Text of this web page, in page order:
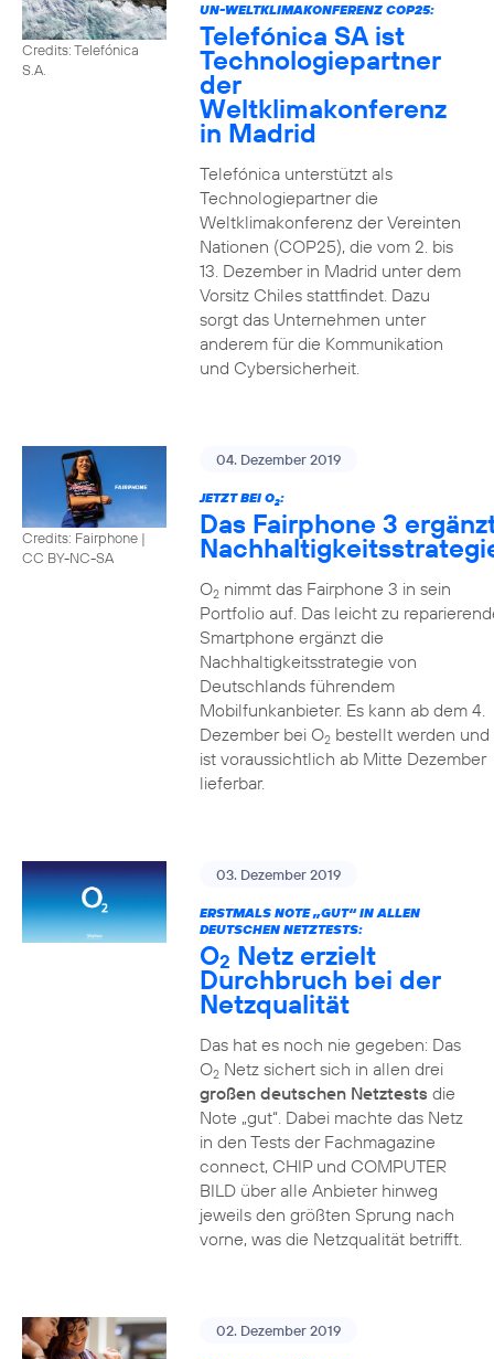
Credits: Telefónica
S.A.
UN-WELTKLIMAKONFERENZ COP25:
Telefónica SA ist
Technologiepartner
der
Weltklimakonferenz
in Madrid
Telefónica unterstützt als
Technologiepartner die
Weltklimakonferenz der Vereinten
Nationen (COP25), die vom 2. bis
13. Dezember in Madrid unter dem
Vorsitz Chiles stattfindet. Dazu
sorgt das Unternehmen unter
anderem für die Kommunikation
und Cybersicherheit.
Credits: Fairphone |
CC BY-NC-SA
04. Dezember 2019
JETZT BEI O2:
Das Fairphone 3
O2nimmt das Fairphone 3 in sein
Portfolio auf. Das leicht zu
Smartphone ergänzt die
Nachhaltigkeitsstrategie von
Deutschlands führendem
Mobilfunkanbieter. Es kann ab dem 4.
Dezember bei O2bestellt werden und
ist voraussichtlich ab Mitte Dezember
lieferbar.
03. Dezember 2019
ERSTMALS NOTE „GUT“ IN ALLEN
DEUTSCHEN NETZTESTS:
O2 Netz erzielt
Durchbruch bei der
Netzqualität
Das hat es noch nie gegeben: Das
O2Netz sichert sich in allen drei
großen deutschen Netztests die
Note „gut“. Dabei machte das Netz
in den Tests der Fachmagazine
connect, CHIP und COMPUTER
BILD über alle Anbieter hinweg
jeweils den größten Sprung nach
vorne, was die Netzqualität betrifft.
02. Dezember 2019